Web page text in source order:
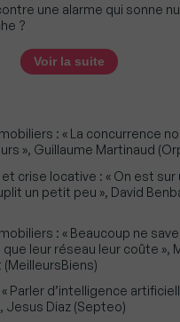
une alarme qui sonne
?
Voir la suite
: « La concurrence
», Guillaume Martinaud
crise locative : « On est sur
un petit peu », David
: « Beaucoup ne
leur réseau leur coûte »,
Parler d’intelligence
Jesus Diaz (Septeo)